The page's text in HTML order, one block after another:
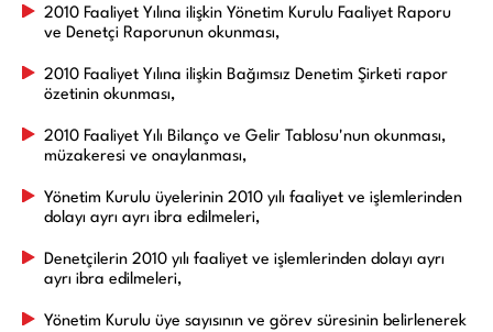
2010 Faaliyet Yılına ilişkin Yönetim Kurulu Faaliyet Raporu
ve Denetçi Raporunun okunması,
2010 Faaliyet Yılına ilişkin Bağımsız Denetim Şirketi rapor
özetinin okunması,
2010 Faaliyet Yılı Bilanço ve Gelir Tablosu'nun okunması,
müzakeresi ve onaylanması,
Yönetim Kurulu üyelerinin 2010 yılı faaliyet ve işlemlerinden
dolayı ayrı ayrı ibra edilmeleri,
Denetçilerin 2010 yılı faaliyet ve işlemlerinden dolayı ayrı
ayrı ibra edilmeleri,
Yönetim Kurulu üye sayısının ve görev süresinin belirlenerek